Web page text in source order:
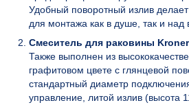
Удобный поворотный излив
для монтажа как в душе, так и над
Смеситель для раковины Kroner
Также выполнен из
графитовом цвете с глянцевой
стандартный диаметр
управление, литой излив